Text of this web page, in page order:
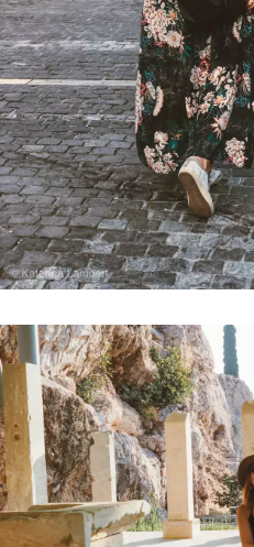
NEWSLETTER
Přihlášením k newsletteru